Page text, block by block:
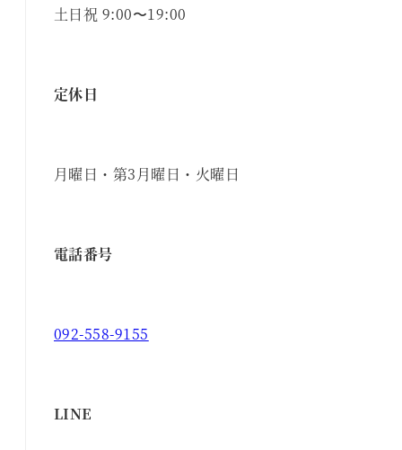
土日祝 9:00〜19:00
定休日
月曜日・第3月曜日・火曜日
電話番号
092-558-9155
LINE